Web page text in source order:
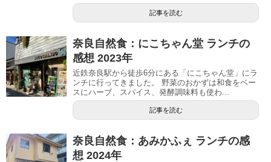
記事を読む
奈良自然食：にこちゃん堂 ランチの
感想 2023年
近鉄奈良駅から徒歩6分にある「にこちゃん堂」にラ
ンチに行ってきました。 野菜のおかずは和食をベー
スにハーブ、スパイス、発酵調味料も使わ...
記事を読む
奈良自然食：あみかふぇ ランチの感
想 2024年